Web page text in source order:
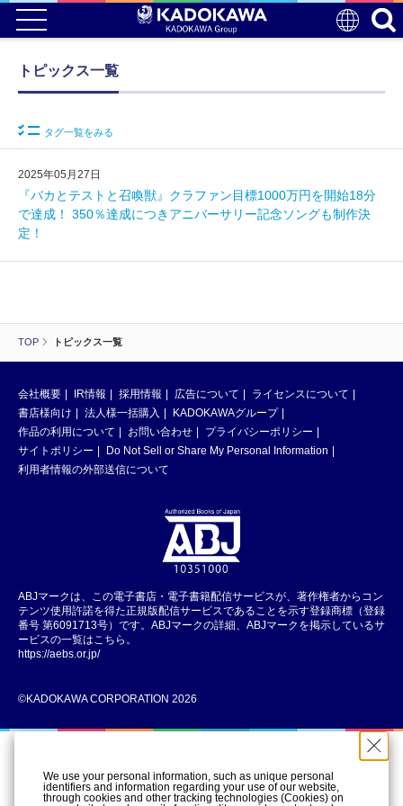
TOP トピックス一覧
トピックス一覧
タグ一覧をみる
2025年05月27日
『バカとテストと召喚獣』クラファン目標1000万円を開始18分
で達成！ 350％達成につきアニバーサリー記念ソングも制作決
定！
会社概要 IR情報 採用情報 広告について
ライセンスについて
書店様向け
法人様一括購入
KADOKAWAグループ
作品の利用について
お問い合わせ
プライバシーポリシー
サイトポリシー
Do Not Sell or Share My Personal Information
利用者情報の外部送信について
ABJマークは、この電子書店・電子書籍配信サービスが、著作権者からコン
テンツ使用許諾を得た正規版配信サービスであることを示す登録商標（登録
番号 第6091713号）です。ABJマークの詳細、ABJマークを掲示しているサ
ービスの一覧はこちら。
https://aebs.or.jp/
©KADOKAWA CORPORATION 2026
We use your personal information, such as unique personal
identifiers and information regarding your use of our website,
through cookies and other tracking technologies (Cookies) on